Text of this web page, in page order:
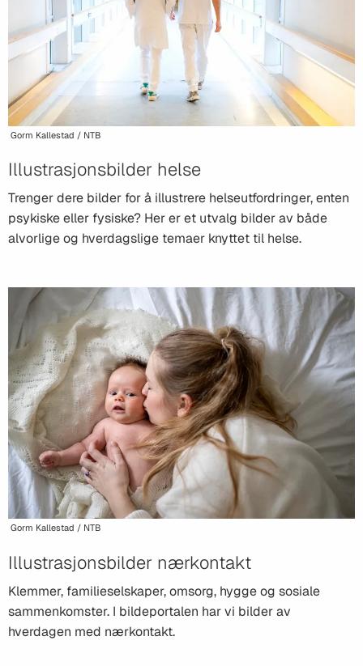
Gorm Kallestad / NTB
Illustrasjonsbilder helse
Trenger dere bilder for å illustrere helseutfordringer, enten
psykiske eller fysiske? Her er et utvalg bilder av både
alvorlige og hverdagslige temaer knyttet til helse.
Gorm Kallestad / NTB
Illustrasjonsbilder nærkontakt
Klemmer, familieselskaper, omsorg, hygge og sosiale
sammenkomster. I bildeportalen har vi bilder av
hverdagen med nærkontakt.